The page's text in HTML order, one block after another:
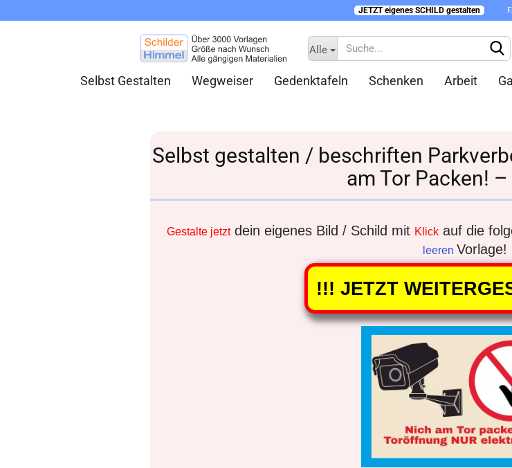
JETZT eigenes SCHILD gestalten
Alle
Selbst Gestalten Wegweiser Gedenktafeln Schenken Arbeit
Selbst gestalten / beschriften
am Tor Packen!
Gestalte jetztdein eigenes Bild / Schild mit Klickauf die
leeren Vorlage!
!!! JETZT